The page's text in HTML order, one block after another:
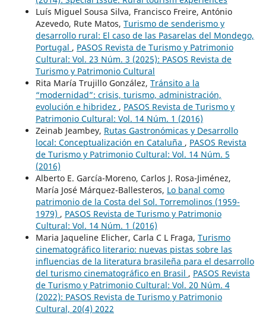
Luís Miguel Sousa Silva, Francisco Freire, António
Azevedo, Rute Matos, Turismo de senderismo y
desarrollo rural: El caso de las Pasarelas del Mondego,
Portugal , PASOS Revista de Turismo y Patrimonio
Cultural: Vol. 23 Núm. 3 (2025): PASOS Revista de
Turismo y Patrimonio Cultural
Rita María Trujillo González, Tránsito a la
“modernidad”: crisis, turismo, administración,
evolución e hibridez , PASOS Revista de Turismo y
Patrimonio Cultural: Vol. 14 Núm. 1 (2016)
Zeinab Jeambey, Rutas Gastronómicas y Desarrollo
local: Conceptualización en Cataluña , PASOS Revista
de Turismo y Patrimonio Cultural: Vol. 14 Núm. 5
(2016)
Alberto E. García-Moreno, Carlos J. Rosa-Jiménez,
María José Márquez-Ballesteros, Lo banal como
patrimonio de la Costa del Sol. Torremolinos (1959-
1979) , PASOS Revista de Turismo y Patrimonio
Cultural: Vol. 14 Núm. 1 (2016)
Maria Jaqueline Elicher, Carla C L Fraga, Turismo
cinematográfico literario: nuevas pistas sobre las
influencias de la literatura brasileña para el desarrollo
del turismo cinematográfico en Brasil , PASOS Revista
de Turismo y Patrimonio Cultural: Vol. 20 Núm. 4
(2022): PASOS Revista de Turismo y Patrimonio
Cultural, 20(4) 2022